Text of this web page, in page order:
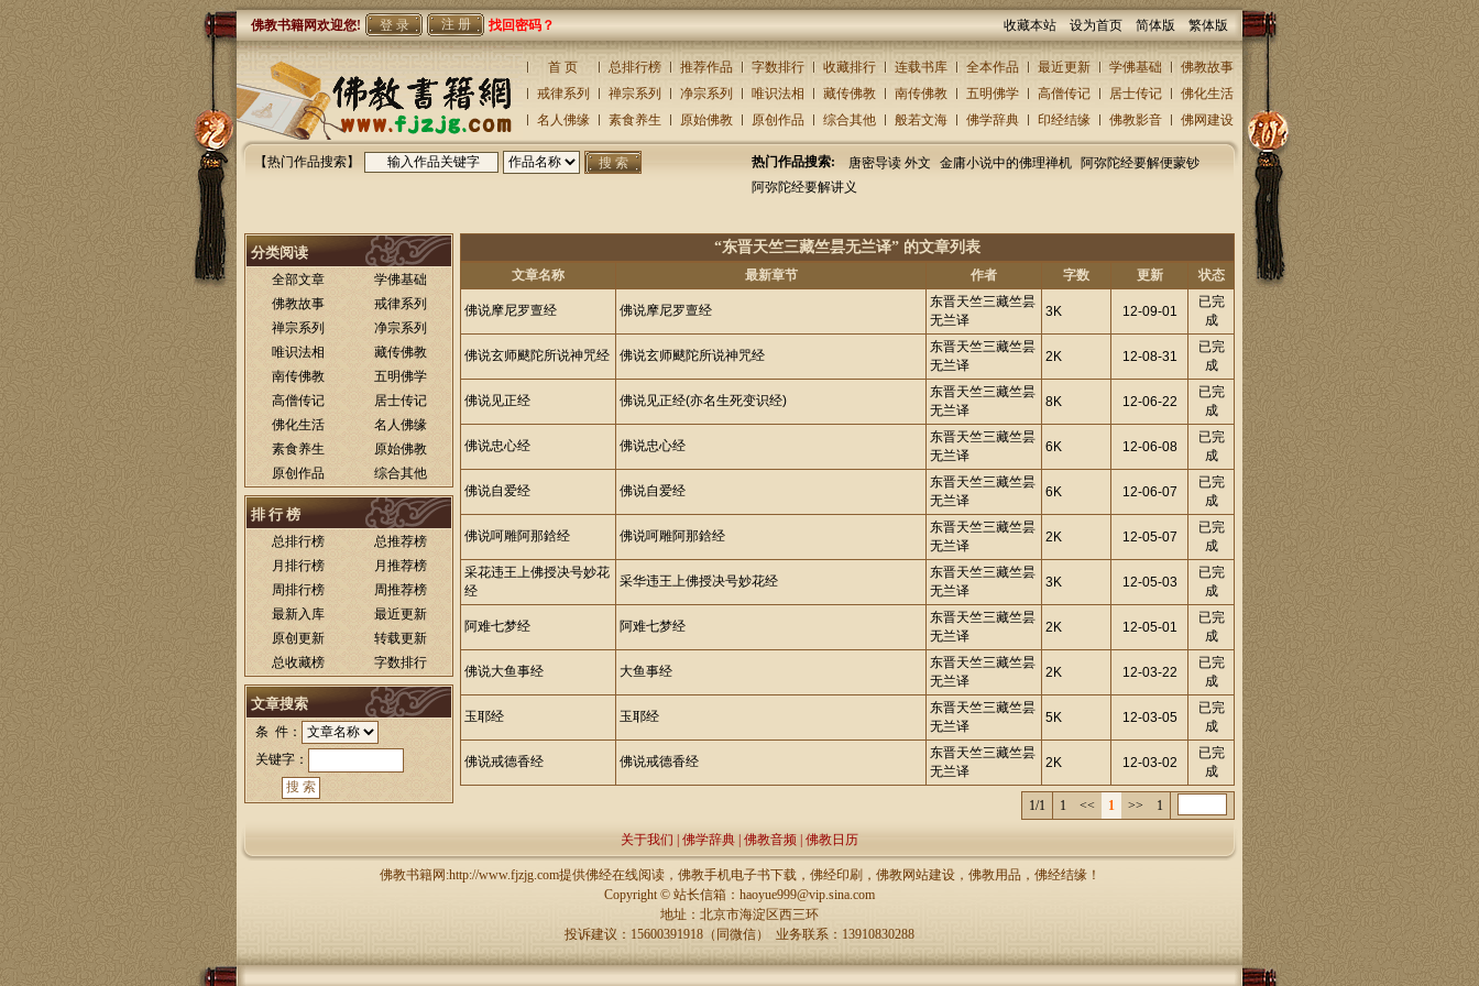
佛教书籍网欢迎您! 注 册 找回密码？ 收藏本站 设为首页 简体版 繁体版
首 页 总排行榜 推荐作品 字数排行 收藏排行 连载书库 全本作品 最近更新 学佛基础
佛教故事
戒律系列
禅宗系列 净宗系列 唯识法相 藏传佛教 南传佛教 五明佛学 高僧传记 居士传记
佛化生活
名人佛缘
素食养生 原始佛教 原创作品 综合其他 般若文海 佛学辞典 印经结缘 佛教影音 佛网建设
【热门作品搜索】 热门作品搜索: 唐密导读 外文 金庸小说中的佛理禅机
阿弥陀经要解便蒙钞
阿弥陀经要解讲义
分类阅读
全部文章
学佛基础
佛教故事
戒律系列
禅宗系列
净宗系列
唯识法相
藏传佛教
南传佛教
五明佛学
高僧传记
居士传记
佛化生活
名人佛缘
素食养生
原始佛教
原创作品
综合其他
排 行 榜
总排行榜
总推荐榜
月排行榜
月推荐榜
周排行榜
周推荐榜
最新入库
最近更新
原创更新
转载更新
总收藏榜
字数排行
文章搜索
条 件：
关键字：
“东晋天竺三藏竺昙无兰译” 的文章列表
文章名称 最新章节 作者 字数 更新 状态
佛说摩尼罗亶经 佛说摩尼罗亶经
东晋天竺三藏竺昙
无兰译
3K 12-09-01
已完
成
佛说玄师颰陀所说神咒经 佛说玄师颰陀所说神咒经
东晋天竺三藏竺昙
无兰译
2K 12-08-31
已完
成
佛说见正经 佛说见正经(亦名生死变识经)
东晋天竺三藏竺昙
无兰译
8K 12-06-22
已完
成
佛说忠心经 佛说忠心经
东晋天竺三藏竺昙
无兰译
6K 12-06-08
已完
成
佛说自爱经 佛说自爱经
东晋天竺三藏竺昙
无兰译
6K 12-06-07
已完
成
佛说呵雕阿那鋡经 佛说呵雕阿那鋡经
东晋天竺三藏竺昙
无兰译
2K 12-05-07
已完
成
采花违王上佛授决号妙花
经
采华违王上佛授决号妙花经
东晋天竺三藏竺昙
无兰译
3K 12-05-03
已完
成
阿难七梦经 阿难七梦经
东晋天竺三藏竺昙
无兰译
2K 12-05-01
已完
成
佛说大鱼事经 大鱼事经
东晋天竺三藏竺昙
无兰译
2K 12-03-22
已完
成
玉耶经 玉耶经
东晋天竺三藏竺昙
无兰译
5K 12-03-05
已完
成
佛说戒德香经 佛说戒德香经
东晋天竺三藏竺昙
无兰译
2K 12-03-02
已完
成
1/1 1 << 1 >> 1
关于我们 佛学辞典 佛教音频 佛教日历
佛教书籍网:http://www.fjzjg.com提供佛经在线阅读，佛教手机电子书下载，佛经印刷，佛教网站建设，佛教用品，佛经结缘！
Copyright © 站长信箱：haoyue999@vip.sina.com
地址：北京市海淀区西三环
投诉建议：15600391918（同微信） 业务联系：13910830288